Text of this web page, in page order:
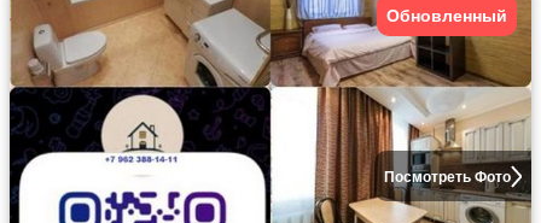
Посмотреть Фото
Обновленный